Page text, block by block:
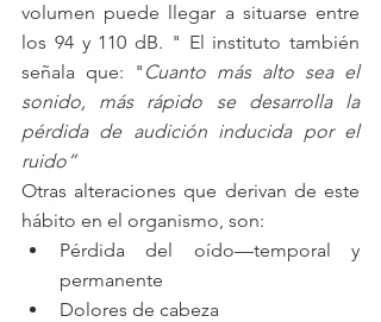
volumen puede llegar a situarse entre
los 94 y 110 dB. " El instituto también
señala que: " Cuanto más alto sea el
sonido, más rápido se desarrolla la
pérdida de audición inducida por el
ruido”
Otras alteraciones que derivan de este
hábito en el organismo, son:
Pérdida del oído—temporal y
permanente
Dolores de cabeza